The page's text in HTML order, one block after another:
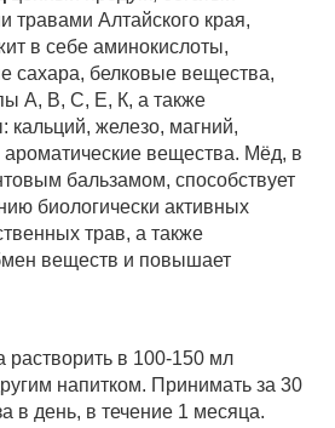
травами Алтайского края,
в себе аминокислоты,
сахара, белковые вещества,
А, В, С, Е, К, а также
кальций, железо, магний,
вещества. Мёд, в
бальзамом, способствует
биологически активных
трав, а также
веществ и повышает
растворить в 100-150 мл
напитком. Принимать за 30
в день, в течение 1 месяца.